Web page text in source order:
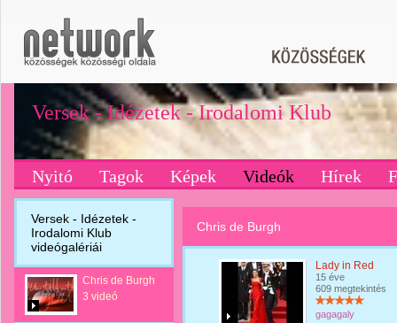
Versek - Idézetek - Irodalomi Klub
Nyitó Tagok Képek Videók Hírek
Versek - Idézetek -
Irodalomi Klub
videógalériái
Chris de Burgh
3 videó
Chris de Burgh
Lady in Red
15 éve
609 megtekintés
gagagaly